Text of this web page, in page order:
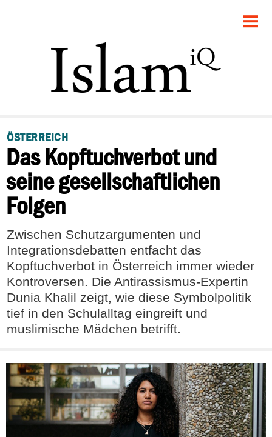
POLITIK
DEBATTE
PANORAMA
RECHT
FEUILLETON
ÖSTERREICH
Das Kopftuchverbot und
seine gesellschaftlichen
Folgen
Zwischen Schutzargumenten und
Integrationsdebatten entfacht das
Kopftuchverbot in Österreich immer wieder
Kontroversen. Die Antirassismus-Expertin
Dunia Khalil zeigt, wie diese Symbolpolitik
tief in den Schulalltag eingreift und
muslimische Mädchen betrifft.